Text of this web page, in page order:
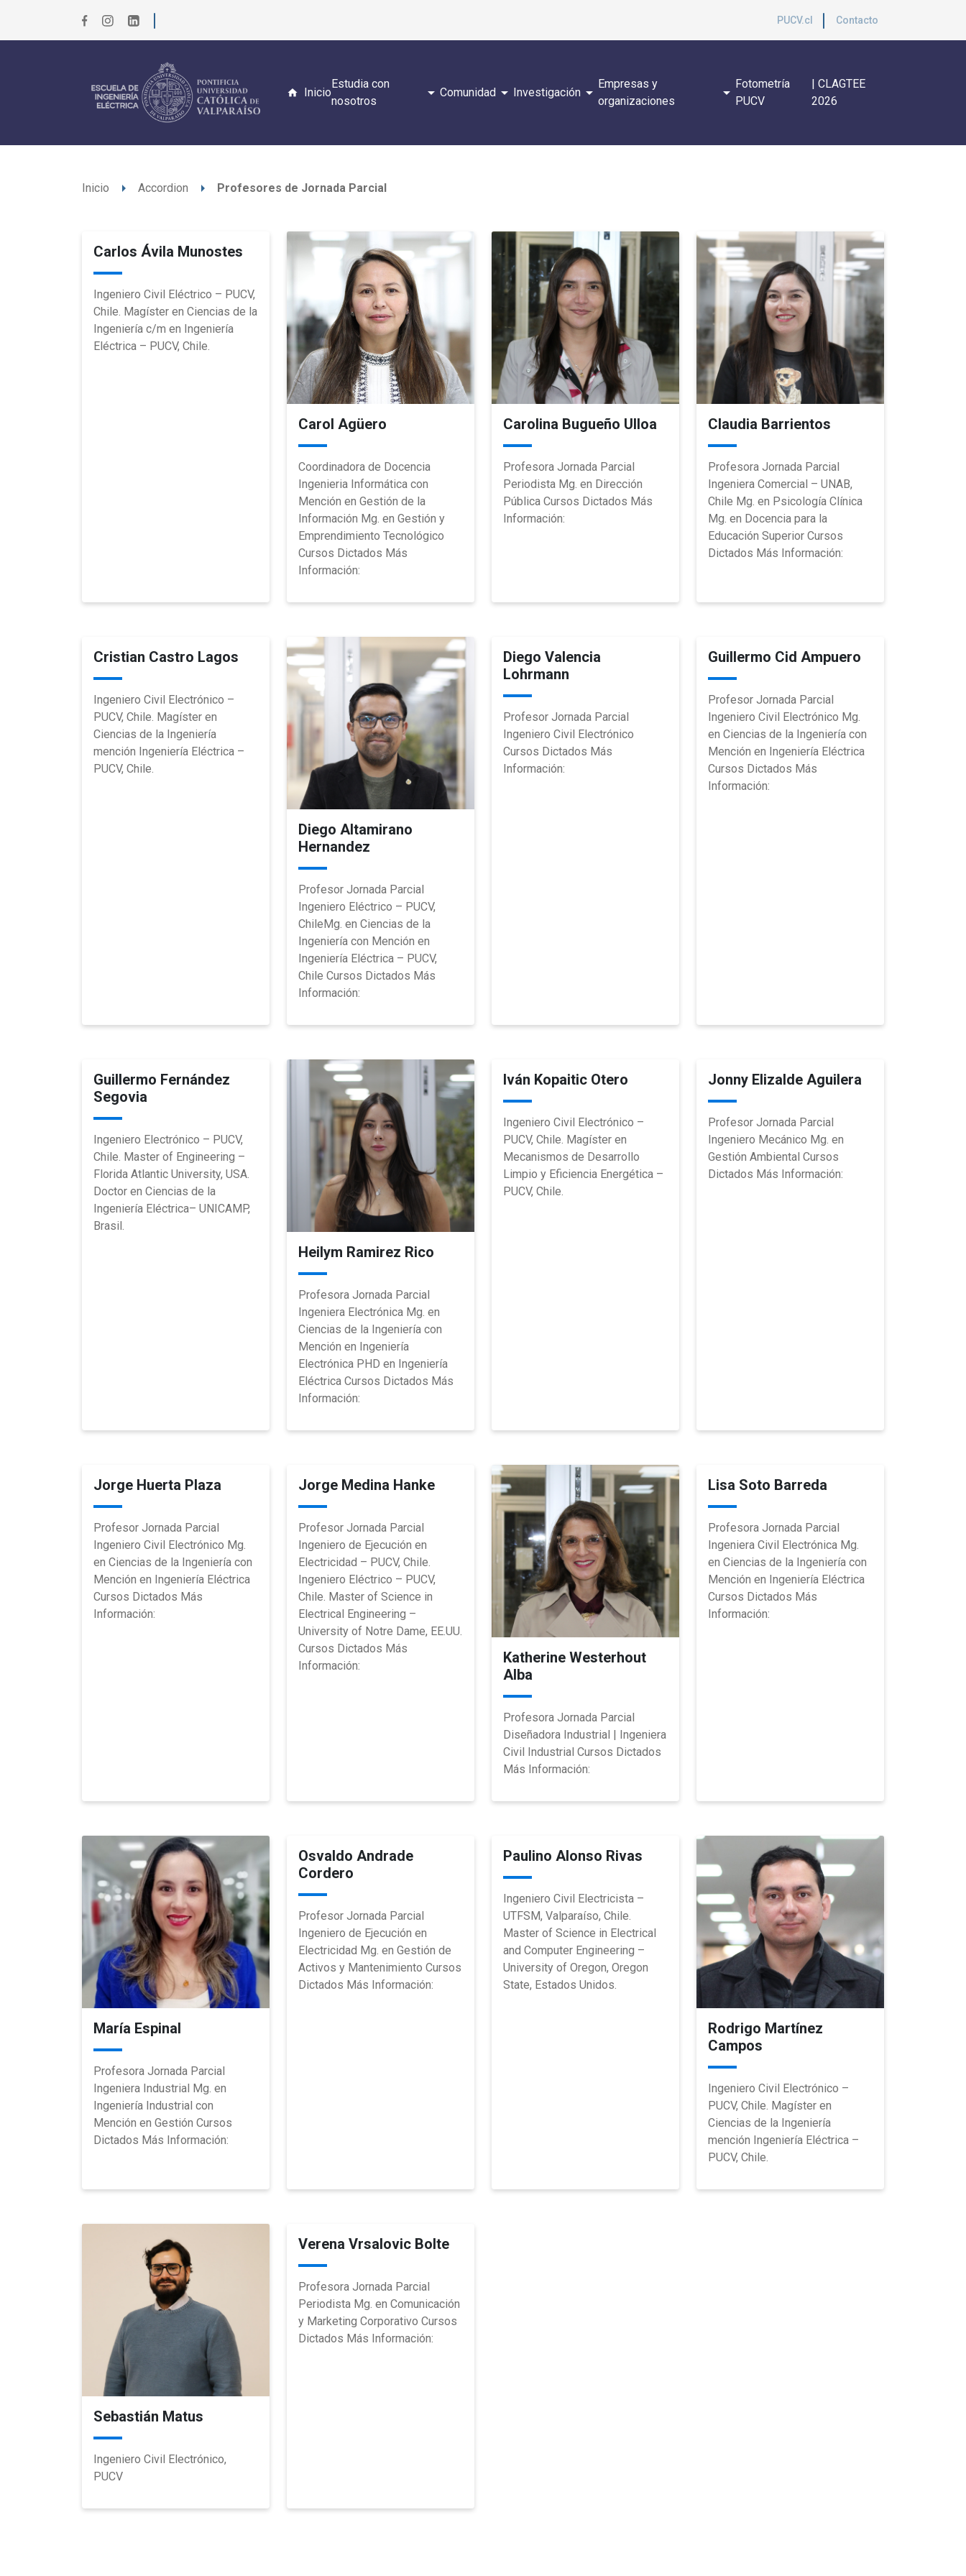
PUCV.cl Contacto
Inicio
Estudia con
nosotros
arrow_drop_down Comunidadarrow_drop_down Investigaciónarrow_drop_down
Empresas y
organizaciones
arrow_drop_down
Fotometría
PUCV
| CLAGTEE
2026
Inicio arrow_right Accordion arrow_right Profesores de Jornada Parcial
Carlos Ávila Munostes
Ingeniero Civil Eléctrico – PUCV,
Chile. Magíster en Ciencias de la
Ingeniería c/m en Ingeniería
Eléctrica – PUCV, Chile.
Carol Agüero
Coordinadora de Docencia
Ingenieria Informática con
Mención en Gestión de la
Información Mg. en Gestión y
Emprendimiento Tecnológico
Cursos Dictados Más
Información:
Carolina Bugueño Ulloa
Profesora Jornada Parcial
Periodista Mg. en Dirección
Pública Cursos Dictados Más
Información:
Claudia Barrientos
Profesora Jornada Parcial
Ingeniera Comercial – UNAB,
Chile Mg. en Psicología Clínica
Mg. en Docencia para la
Educación Superior Cursos
Dictados Más Información:
Cristian Castro Lagos
Ingeniero Civil Electrónico –
PUCV, Chile. Magíster en
Ciencias de la Ingeniería
mención Ingeniería Eléctrica –
PUCV, Chile.
Diego Altamirano
Hernandez
Profesor Jornada Parcial
Ingeniero Eléctrico – PUCV,
ChileMg. en Ciencias de la
Ingeniería con Mención en
Ingeniería Eléctrica – PUCV,
Chile Cursos Dictados Más
Información:
Diego Valencia
Lohrmann
Profesor Jornada Parcial
Ingeniero Civil Electrónico
Cursos Dictados Más
Información:
Guillermo Cid Ampuero
Profesor Jornada Parcial
Ingeniero Civil Electrónico Mg.
en Ciencias de la Ingeniería con
Mención en Ingeniería Eléctrica
Cursos Dictados Más
Información:
Guillermo Fernández
Segovia
Ingeniero Electrónico – PUCV,
Chile. Master of Engineering –
Florida Atlantic University, USA.
Doctor en Ciencias de la
Ingeniería Eléctrica– UNICAMP,
Brasil.
Heilym Ramirez Rico
Profesora Jornada Parcial
Ingeniera Electrónica Mg. en
Ciencias de la Ingeniería con
Mención en Ingeniería
Electrónica PHD en Ingeniería
Eléctrica Cursos Dictados Más
Información:
Iván Kopaitic Otero
Ingeniero Civil Electrónico –
PUCV, Chile. Magíster en
Mecanismos de Desarrollo
Limpio y Eficiencia Energética –
PUCV, Chile.
Jonny Elizalde Aguilera
Profesor Jornada Parcial
Ingeniero Mecánico Mg. en
Gestión Ambiental Cursos
Dictados Más Información:
Jorge Huerta Plaza
Profesor Jornada Parcial
Ingeniero Civil Electrónico Mg.
en Ciencias de la Ingeniería con
Mención en Ingeniería Eléctrica
Cursos Dictados Más
Información:
Jorge Medina Hanke
Profesor Jornada Parcial
Ingeniero de Ejecución en
Electricidad – PUCV, Chile.
Ingeniero Eléctrico – PUCV,
Chile. Master of Science in
Electrical Engineering –
University of Notre Dame, EE.UU.
Cursos Dictados Más
Información:
Katherine Westerhout
Alba
Profesora Jornada Parcial
Diseñadora Industrial | Ingeniera
Civil Industrial Cursos Dictados
Más Información:
Lisa Soto Barreda
Profesora Jornada Parcial
Ingeniera Civil Electrónica Mg.
en Ciencias de la Ingeniería con
Mención en Ingeniería Eléctrica
Cursos Dictados Más
Información:
María Espinal
Profesora Jornada Parcial
Ingeniera Industrial Mg. en
Ingeniería Industrial con
Mención en Gestión Cursos
Dictados Más Información:
Osvaldo Andrade
Cordero
Profesor Jornada Parcial
Ingeniero de Ejecución en
Electricidad Mg. en Gestión de
Activos y Mantenimiento Cursos
Dictados Más Información:
Paulino Alonso Rivas
Ingeniero Civil Electricista –
UTFSM, Valparaíso, Chile.
Master of Science in Electrical
and Computer Engineering –
University of Oregon, Oregon
State, Estados Unidos.
Rodrigo Martínez
Campos
Ingeniero Civil Electrónico –
PUCV, Chile. Magíster en
Ciencias de la Ingeniería
mención Ingeniería Eléctrica –
PUCV, Chile.
Sebastián Matus
Ingeniero Civil Electrónico,
PUCV
Verena Vrsalovic Bolte
Profesora Jornada Parcial
Periodista Mg. en Comunicación
y Marketing Corporativo Cursos
Dictados Más Información: